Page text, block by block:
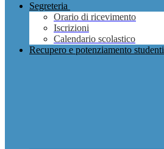
Segreteria
Orario di ricevimento
Iscrizioni
Calendario scolastico
Recupero e potenziamento studenti